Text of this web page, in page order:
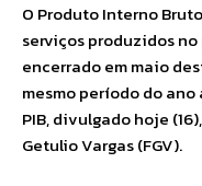
O Produto Interno
serviços produzidos
encerrado em maio
mesmo período do
PIB, divulgado hoje
Getulio Vargas (FGV).